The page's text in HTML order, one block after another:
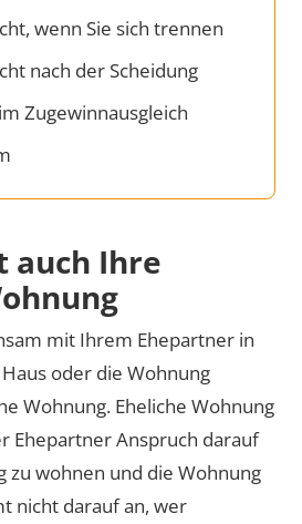
wenn Sie sich trennen
nach der Scheidung
Zugewinnausgleich
auch Ihre
mit Ihrem Ehepartner in
oder die Wohnung
Wohnung. Eheliche Wohnung
Ehepartner Anspruch darauf
zu wohnen und die Wohnung
nicht darauf an, wer